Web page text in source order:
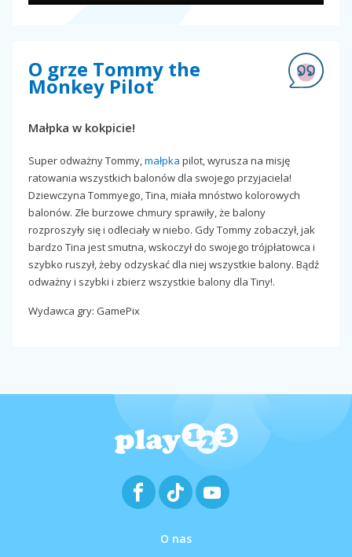
O grze Tommy the
Monkey Pilot
Małpka w kokpicie!
Super odważny Tommy,małpka pilot, wyrusza na misję
ratowania wszystkich balonów dla swojego przyjaciela!
Dziewczyna Tommyego, Tina, miała mnóstwo kolorowych
balonów. Złe burzowe chmury sprawiły, że balony
rozproszyły się i odleciały w niebo. Gdy Tommy zobaczył, jak
bardzo Tina jest smutna, wskoczył do swojego trójpłatowca i
szybko ruszył, żeby odzyskać dla niej wszystkie balony. Bądź
odważny i szybki i zbierz wszystkie balony dla Tiny!.
Wydawca gry: GamePix
O nas